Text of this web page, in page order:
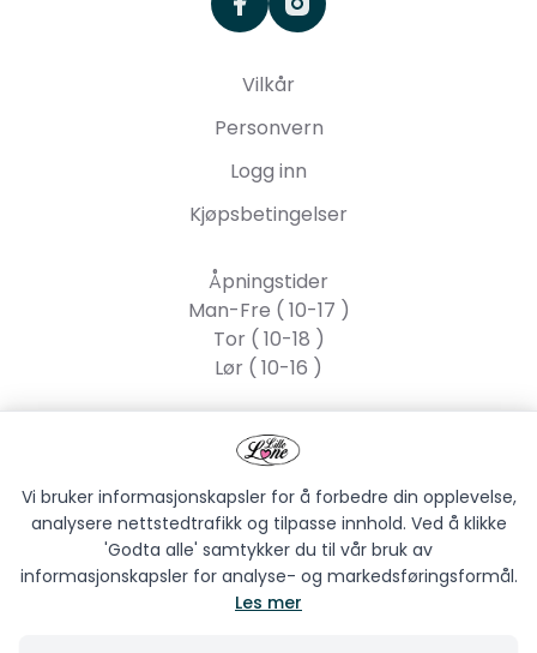
Vilkår
Personvern
Logg inn
Kjøpsbetingelser
Åpningstider
Man-Fre ( 10-17 )
Tor ( 10-18 )
Lør ( 10-16 )
Strandgata 55, 2317
Hamar
Vi bruker informasjonskapsler for å forbedre din opplevelse,
analysere nettstedtrafikk og tilpasse innhold. Ved å klikke
'Godta alle' samtykker du til vår bruk av
informasjonskapsler for analyse- og markedsføringsformål.
Les mer